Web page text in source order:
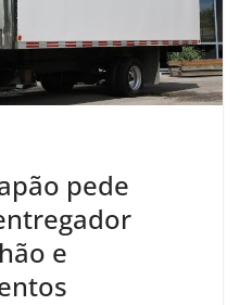
pede
e